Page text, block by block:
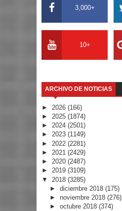
3,000+
10+
ARCHIVO DE NOTICIAS
► 2026 (166)
► 2025 (1874)
► 2024 (2501)
► 2023 (1149)
► 2022 (2281)
► 2021 (2429)
► 2020 (2487)
► 2019 (3109)
▼ 2018 (3285)
► diciembre 2018 (175)
► noviembre 2018 (276)
► octubre 2018 (374)